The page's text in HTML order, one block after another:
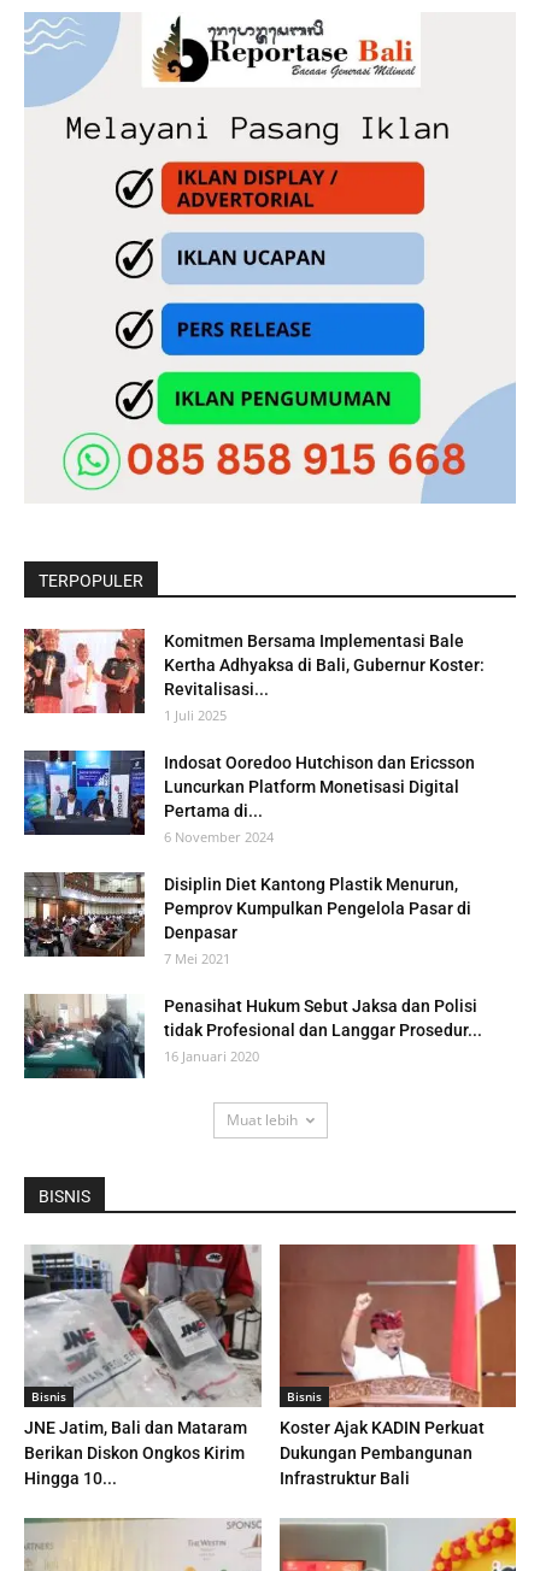
TERPOPULER
Komitmen Bersama Implementasi Bale
Kertha Adhyaksa di Bali, Gubernur Koster:
Revitalisasi...
1 Juli 2025
Indosat Ooredoo Hutchison dan Ericsson
Luncurkan Platform Monetisasi Digital
Pertama di...
6 November 2024
Disiplin Diet Kantong Plastik Menurun,
Pemprov Kumpulkan Pengelola Pasar di
Denpasar
7 Mei 2021
Penasihat Hukum Sebut Jaksa dan Polisi
tidak Profesional dan Langgar Prosedur...
16 Januari 2020
Muat lebih
BISNIS
Bisnis
JNE Jatim, Bali dan Mataram
Berikan Diskon Ongkos Kirim
Hingga 10...
Bisnis
Koster Ajak KADIN Perkuat
Dukungan Pembangunan
Infrastruktur Bali